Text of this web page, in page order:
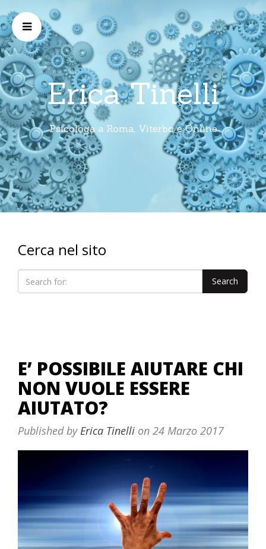
Erica Tinelli
Psicologa a Roma, Viterbo e Online
Cerca nel sito
E’ POSSIBILE AIUTARE CHI
NON VUOLE ESSERE
AIUTATO?
Published byErica Tinelli on 24 Marzo 2017